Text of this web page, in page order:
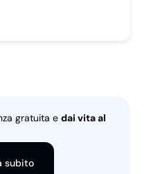
gratuita e dai vita al
subito